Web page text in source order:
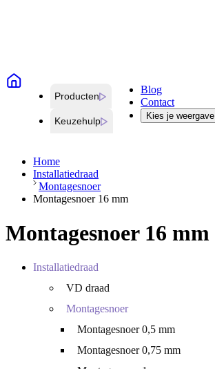
Producten
Keuzehulp
Blog
Contact
Kies je weergave
Home
Installatiedraad
Montagesnoer
Montagesnoer 16 mm
Montagesnoer 16 mm
Installatiedraad
VD draad
Montagesnoer
Montagesnoer 0,5 mm
Montagesnoer 0,75 mm